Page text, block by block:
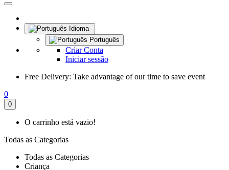
Idioma
Português
Criar Conta
Iniciar sessão
Free Delivery: Take advantage of our time to save event
0
0
O carrinho está vazio!
Todas as Categorias
Todas as Categorias
Criança